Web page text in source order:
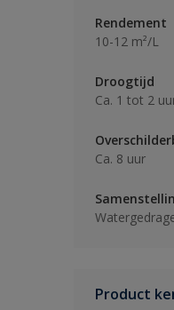
Rendement
10-12 m²/L
Droogtijd
Ca. 1 tot 2
Ca. 8 uur
Product